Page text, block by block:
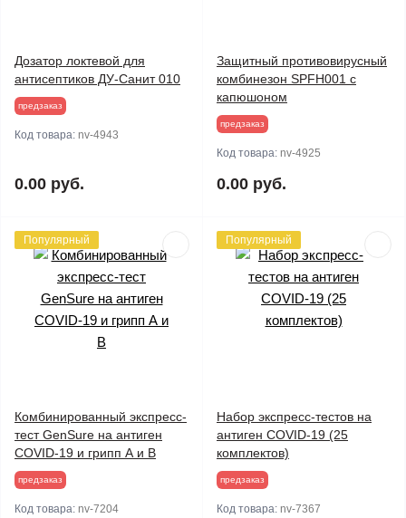
Дозатор локтевой для
антисептиков ДУ-Санит 010
предзаказ
Код товара: nv-4943
0.00 руб.
Защитный противовирусный
комбинезон SPFH001 с
капюшоном
предзаказ
Код товара: nv-4925
0.00 руб.
Популярный
Комбинированный экспресс-
тест GenSure на антиген
COVID-19 и грипп А и В
предзаказ
Код товара: nv-7204
Популярный
Набор экспресс-тестов на
антиген COVID-19 (25
комплектов)
предзаказ
Код товара: nv-7367